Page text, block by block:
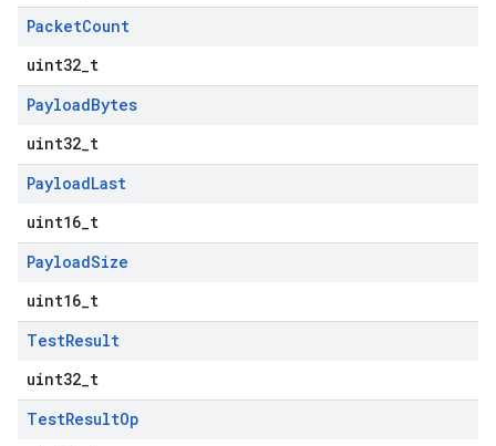
PacketCount
uint32_t
PayloadBytes
uint32_t
PayloadLast
uint16_t
PayloadSize
uint16_t
TestResult
uint32_t
TestResultOp